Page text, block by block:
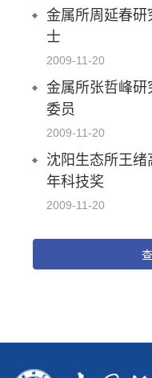
金属所周延春
士
2009-11-20
金属所张哲峰研
委员
2009-11-20
沈阳生态所王
年科技奖
2009-11-20